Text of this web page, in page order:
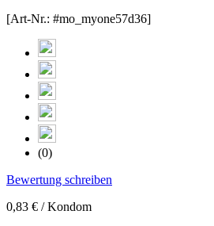
[Art-Nr.: #mo_myone57d36]
(0)
Bewertung schreiben
0,83 € / Kondom